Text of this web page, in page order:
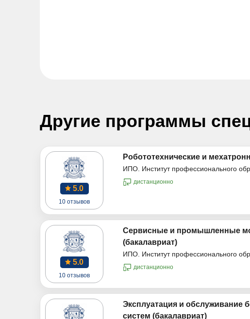
Другие программы
5.0
10 отзывов
Робототехнические и
ИПО. Институт профессионального
дистанционно
5.0
10 отзывов
Сервисные и промышленные
(бакалавриат)
ИПО. Институт профессионального
дистанционно
Эксплуатация и обслуживание
систем (бакалавриат)